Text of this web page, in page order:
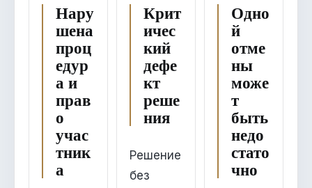
Нару
шена
проц
едур
а и
прав
о
учас
тник
а
Крит
ичес
кий
дефе
кт
реше
ния
Решение
без
Одно
й
отме
ны
може
т
быть
недо
стато
чно